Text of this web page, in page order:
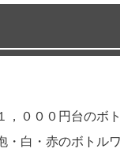
，０００円台のボ
・白・赤のボトル